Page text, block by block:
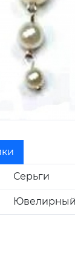
Серьги
Ювелирный